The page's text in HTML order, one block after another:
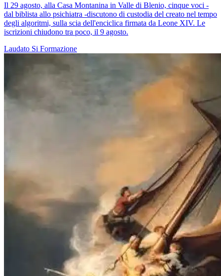
Il 29 agosto, alla Casa Montanina in Valle di Blenio, cinque voci -
dal biblista allo psichiatra -discutono di custodia del creato nel tempo
degli algoritmi, sulla scia dell'enciclica firmata da Leone XIV. Le
iscrizioni chiudono tra poco, il 9 agosto.
Laudato Si Formazione